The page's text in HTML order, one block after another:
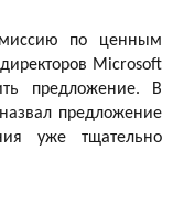
по ценным
Microsoft
предложение. В
предложение
уже тщательно